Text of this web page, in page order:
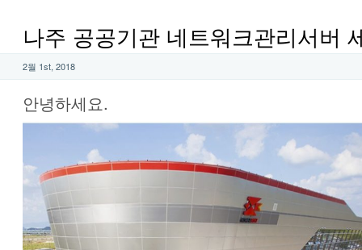
나주 공공기관 네트워크관리서버
2월 1st, 2018
안녕하세요.